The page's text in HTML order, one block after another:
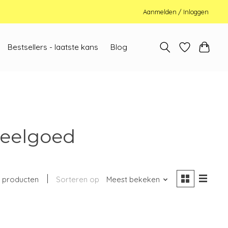
Aanmelden / Inloggen
Bestsellers - laatste kans Blog
producten Sorteren op Meest bekeken